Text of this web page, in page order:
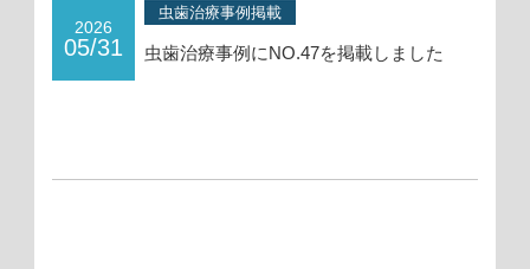
2026
05/31
虫歯治療事例掲載
虫歯治療事例にNO.47を掲載しました